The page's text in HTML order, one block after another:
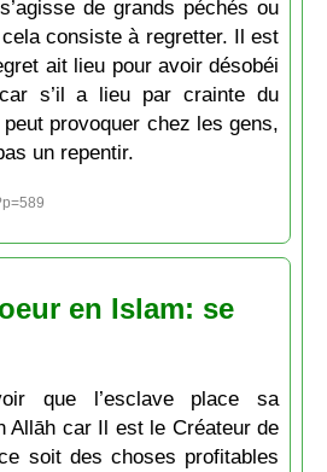
de grands péchés ou
consiste à regretter. Il est
ait lieu pour avoir désobéi
s’il a lieu par crainte du
provoquer chez les gens,
un repentir.
en Islam: se
que l’esclave place sa
Allāh car Il est le Créateur de
soit des choses profitables